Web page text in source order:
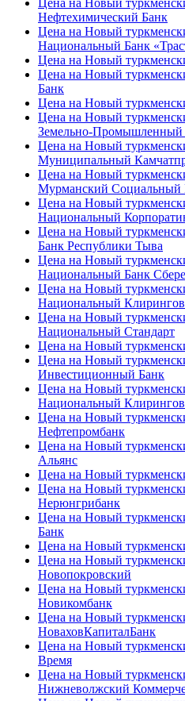
Цена на Новый
Нефтехимический Банк
Цена на Новый
Национальный Банк
Цена на Новый
Цена на Новый
Банк
Цена на Новый
Цена на Новый
Земельно-Промышленный
Цена на Новый
Муниципальный
Цена на Новый
Мурманский Социальный
Цена на Новый
Национальный
Цена на Новый
Банк Республики Тыва
Цена на Новый
Национальный Банк
Цена на Новый
Национальный
Цена на Новый
Национальный Стандарт
Цена на Новый
Цена на Новый
Инвестиционный Банк
Цена на Новый
Национальный
Цена на Новый
Нефтепромбанк
Цена на Новый
Альянс
Цена на Новый
Цена на Новый
Нерюнгрибанк
Цена на Новый
Банк
Цена на Новый
Цена на Новый
Новопокровский
Цена на Новый
Новикомбанк
Цена на Новый
НоваховКапиталБанк
Цена на Новый
Время
Цена на Новый
Нижневолжский